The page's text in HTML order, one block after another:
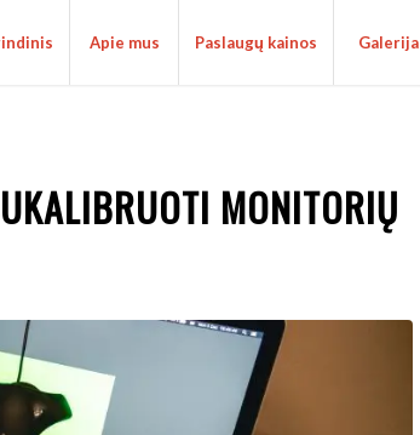
Apie mus Paslaugų kainos Galerija
MONITORIŲ